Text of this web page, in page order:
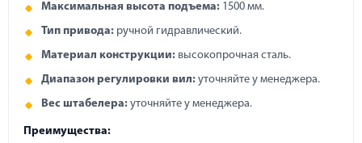
Максимальная высота подъема: 1500 мм.
Тип привода: ручной гидравлический.
Материал конструкции: высокопрочная сталь.
Диапазон регулировки вил: уточняйте у менеджера.
Вес штабелера: уточняйте у менеджера.
Преимущества: